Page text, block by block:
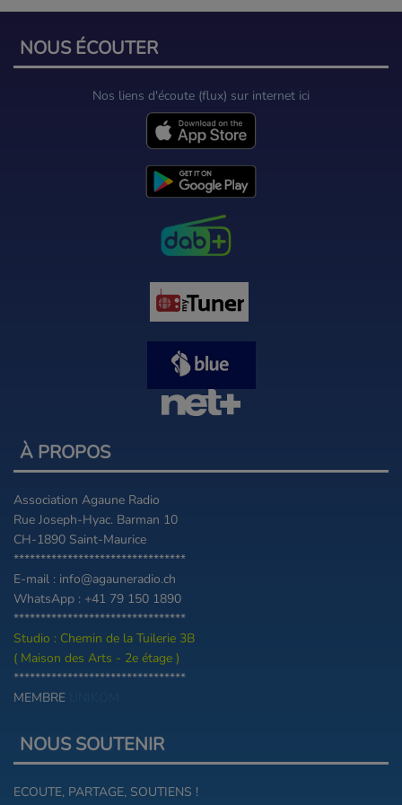
NOUS ÉCOUTER
Nos liens d'écoute (flux) sur internet ici
À PROPOS
Association Agaune Radio
Rue Joseph-Hyac. Barman 10
CH-1890 Saint-Maurice
********************************
E-mail : info@agauneradio.ch
WhatsApp : +41 79 150 1890
********************************
Studio : Chemin de la Tuilerie 3B
( Maison des Arts - 2e étage )
********************************
MEMBRE
NOUS SOUTENIR
ECOUTE, PARTAGE, SOUTIENS !